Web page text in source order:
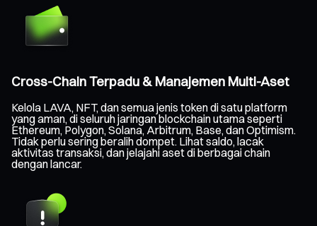
Cross-Chain Terpadu & Manajemen Multi-Aset
Kelola LAVA, NFT, dan semua jenis token di satu platform
yang aman, di seluruh jaringan blockchain utama seperti
Ethereum, Polygon, Solana, Arbitrum, Base, dan Optimism.
Tidak perlu sering beralih dompet. Lihat saldo, lacak
aktivitas transaksi, dan jelajahi aset di berbagai chain
dengan lancar.